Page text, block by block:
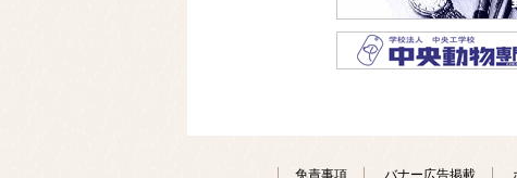
免責事項 バナー広告掲載